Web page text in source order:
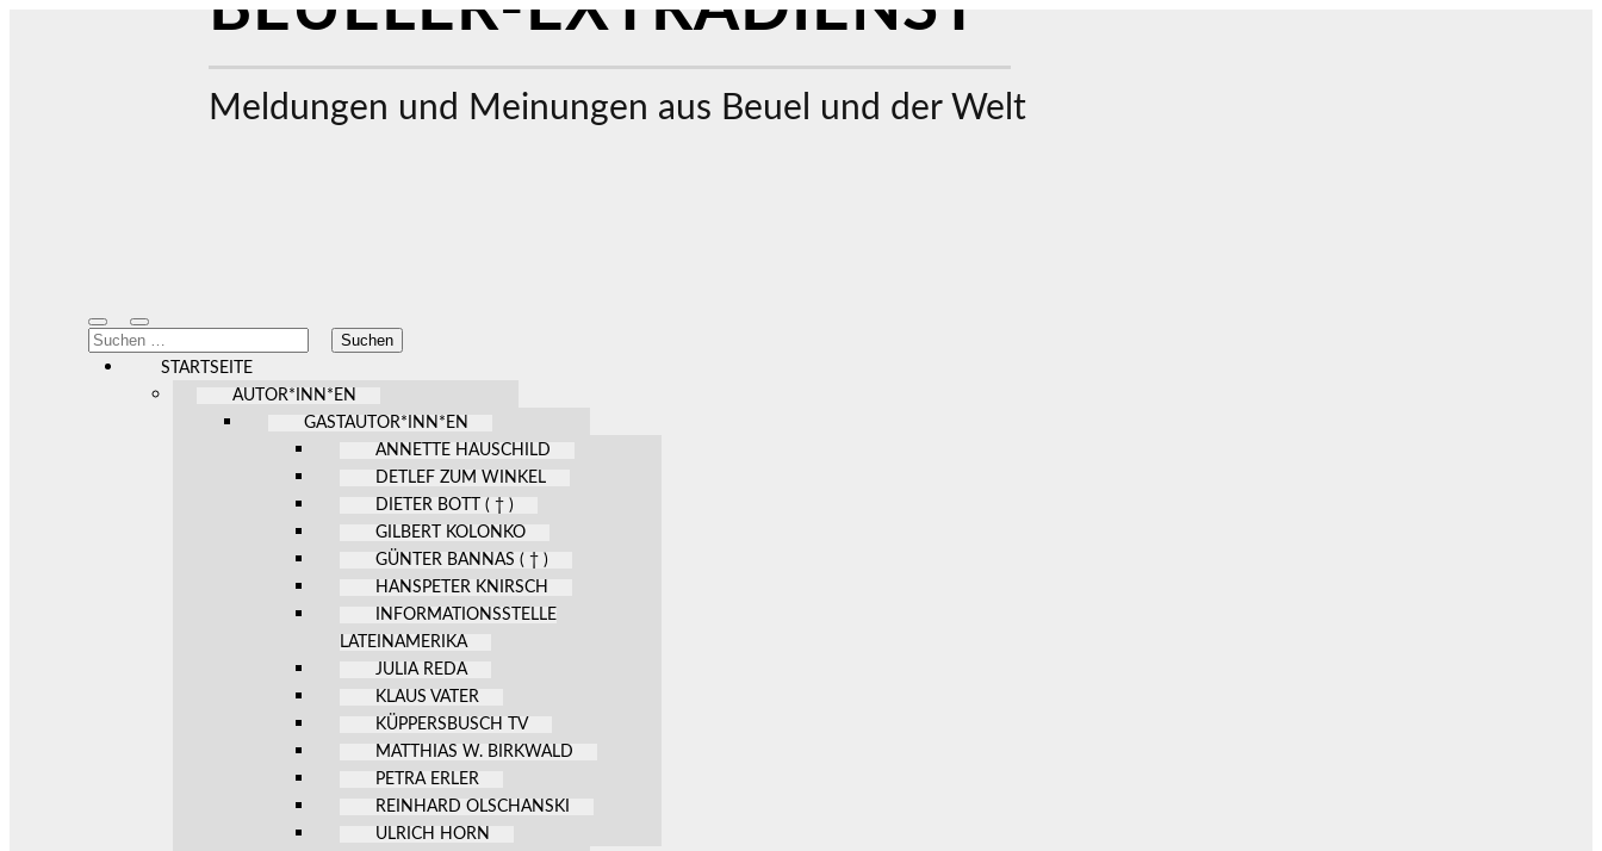
Meldungen und Meinungen aus Beuel und der Welt
Mobile-
Menü
ein-/ausblenden
Suchfeld
ein-/ausblenden
Suchen
nach:
STARTSEITE
AUTOR*INN*EN
GASTAUTOR*INN*EN
ANNETTE HAUSCHILD
DETLEF ZUM WINKEL
DIETER BOTT ( † )
GILBERT KOLONKO
GÜNTER BANNAS ( † )
HANSPETER KNIRSCH
INFORMATIONSSTELLE
LATEINAMERIKA
JULIA REDA
KLAUS VATER
KÜPPERSBUSCH TV
MATTHIAS W. BIRKWALD
PETRA ERLER
REINHARD OLSCHANSKI
ULRICH HORN